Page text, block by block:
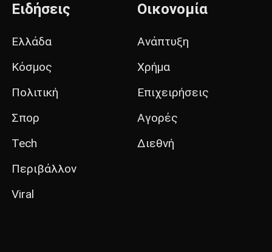
Ειδήσεις
Ελλάδα
Κόσμος
Πολιτική
Σπορ
Tech
Περιβάλλον
Viral
Οικονομία
Ανάπτυξη
Χρήμα
Επιχειρήσεις
Αγορές
Διεθνή